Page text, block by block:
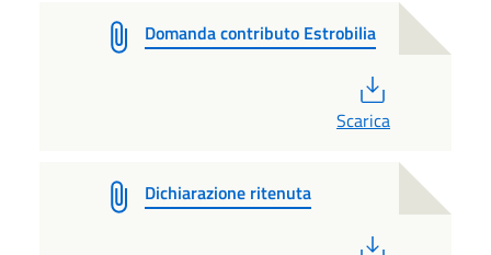
Domanda contributo Estrobilia
Scarica
Dichiarazione ritenuta